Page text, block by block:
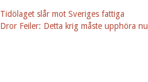
Tidölaget slår mot Sveriges fattiga
Dror Feiler: Detta krig måste upphöra nu